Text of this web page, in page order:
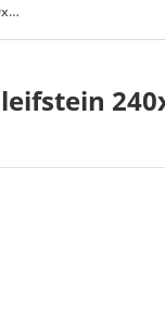
Kasumi Schleifstein 240x1000